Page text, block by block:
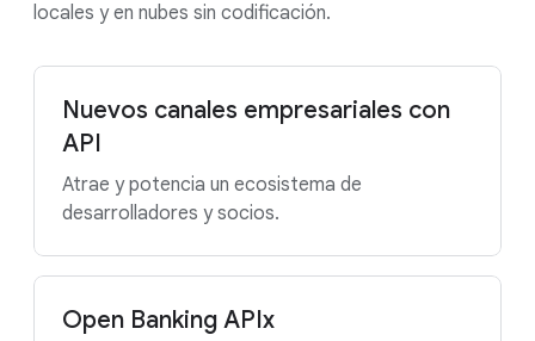
locales y en nubes sin codificación.
Nuevos canales empresariales con
API
Atrae y potencia un ecosistema de
desarrolladores y socios.
Open Banking APIx